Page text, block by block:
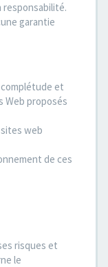
responsabilité.
garantie
et
Web proposés
web
de ces
risques et
le